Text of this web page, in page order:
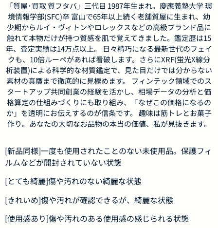
「質屋･買取 質フタバ」三代目 1987年生まれ。慶應義塾大学 環
境情報学部(SFC)卒 富山で65年以上続く老舗質屋に生まれ、幼
少期からルイ・ヴィトンやロレックスなどの高級ブランド品に
触れて本物だけが持つ質感を肌で覚えてきました。鑑定歴は15
年、査定実績は14万点以上。 日々精巧になる最新世代のフェイ
クも、10倍ルーペがあれば看破します。さらにXRF(蛍光X線分
析装置)による科学的な材質鑑定で、見た目だけでは分からない
素材の真贋まで徹底的に見極めます。 フィンテック領域でのス
タートアップ共同創業の経験を活かし、相場データの分析と価
格算定の仕組みづくりにも取り組み、「なぜこの価格になるの
か」を透明にお伝えするのが信条です。 趣味は筋トレとお菓子
作り。あなたの大切なお品物の本当の価値、私が見抜きます。
[新品同様]一度も使用されたことのない未使用品。保護フィ
ルムなどが開封されていない状態
[とても綺麗]傷や汚れのない綺麗な状態
[きれいめ]傷や汚れが確認できるが、綺麗な状態
[使用感あり]傷や汚れのある使用感の感じられる状態